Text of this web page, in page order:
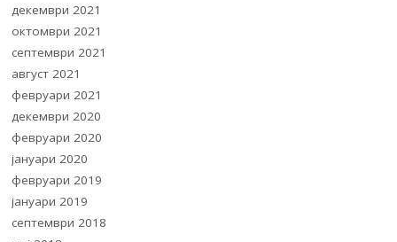
декември 2021
октомври 2021
септември 2021
август 2021
февруари 2021
декември 2020
февруари 2020
јануари 2020
февруари 2019
јануари 2019
септември 2018